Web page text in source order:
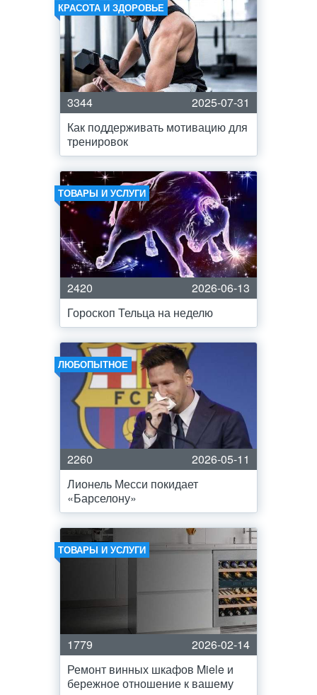
КРАСОТА И ЗДОРОВЬЕ
3344
2025-07-31
Как поддерживать мотивацию для
тренировок
ТОВАРЫ И УСЛУГИ
2420
2026-06-13
Гороскоп Тельца на неделю
ЛЮБОПЫТНОЕ
2260
2026-05-11
Лионель Месси покидает
«Барселону»
ТОВАРЫ И УСЛУГИ
1779
2026-02-14
Ремонт винных шкафов Miele и
бережное отношение к вашему